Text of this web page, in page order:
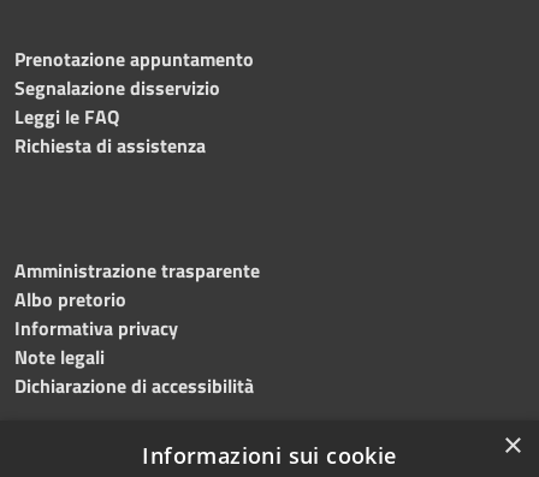
Prenotazione appuntamento
Segnalazione disservizio
Leggi le FAQ
Richiesta di assistenza
Amministrazione trasparente
Albo pretorio
Informativa privacy
Note legali
Dichiarazione di accessibilità
×
Informazioni sui cookie